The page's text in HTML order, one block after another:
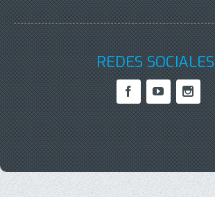
REDES SOCIALES